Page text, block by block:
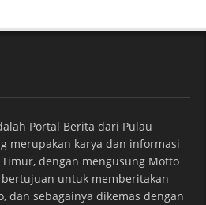
Portal Berita dari Pulau
merupakan karya dan informasi
dengan mengusung Motto
bertujuan untuk memberitakan
dan sebagainya dikemas dengan